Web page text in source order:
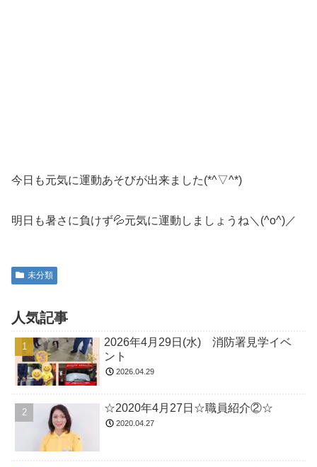
今日も元気に運動あそびが出来ました(*^▽^*)
明日も暑さに負けず💦元気に運動しましょうね＼(^o^)／
未分類
人気記事
2026年4月29日(水) 消防署見学イベ
ント
2026.04.29
☆2020年4月27日☆職員紹介②☆
2020.04.27